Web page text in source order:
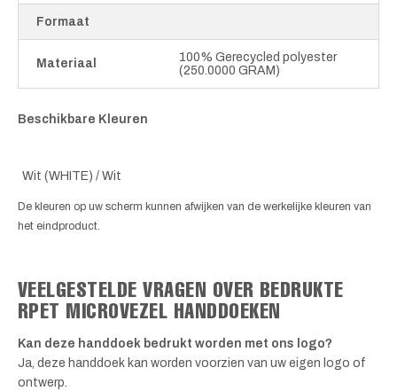
Formaat
Materiaal
100% Gerecycled polyester
(250.0000 GRAM)
Beschikbare Kleuren
Wit (WHITE) / Wit
De kleuren op uw scherm kunnen afwijken van de werkelijke kleuren van
het eindproduct.
VEELGESTELDE VRAGEN OVER BEDRUKTE
RPET MICROVEZEL HANDDOEKEN
Kan deze handdoek bedrukt worden met ons logo?
Ja, deze handdoek kan worden voorzien van uw eigen logo of
ontwerp.